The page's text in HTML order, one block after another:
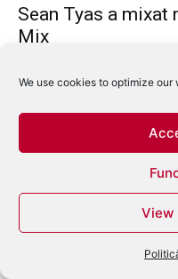
We use cookies to optimize
View
Sean Tyas a mixat
Mix